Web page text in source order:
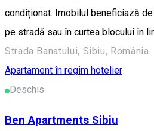
condiționat. Imobilul beneficiază
pe stradă sau în curtea blocului în
Strada Banatului, Sibiu, România
Apartament în regim hotelier
Deschis
Ben Apartments Sibiu